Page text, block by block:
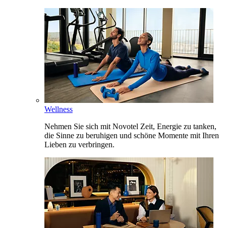
Wellness
Nehmen Sie sich mit Novotel Zeit, Energie zu tanken,
die Sinne zu beruhigen und schöne Momente mit Ihren
Lieben zu verbringen.